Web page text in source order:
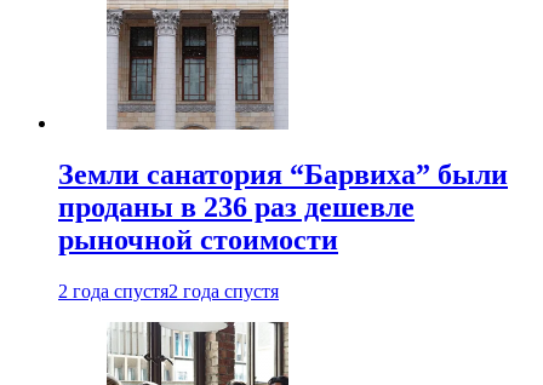
Земли санатория “Барвиха” были
проданы в 236 раз дешевле
рыночной стоимости
2 года спустя2 года спустя